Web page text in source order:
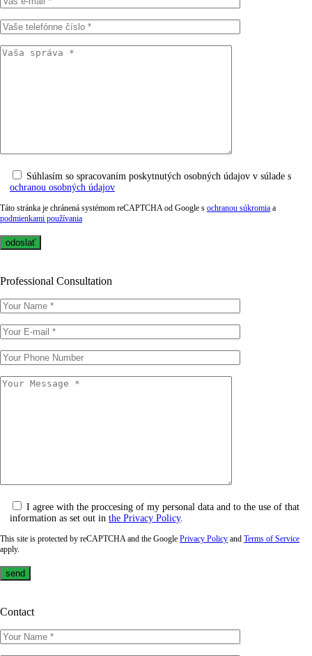
Súhlasím so spracovaním poskytnutých osobných údajov v súlade s
ochranou osobných údajov
Táto stránka je chránená systémom reCAPTCHA od Google s ochranou súkromia a
podmienkami používania
Professional Consultation
I agree with the proccesing of my personal data and to the use of that
information as set out in the Privacy Policy.
This site is protected by reCAPTCHA and the Google Privacy Policy and Terms of Service
apply.
Contact